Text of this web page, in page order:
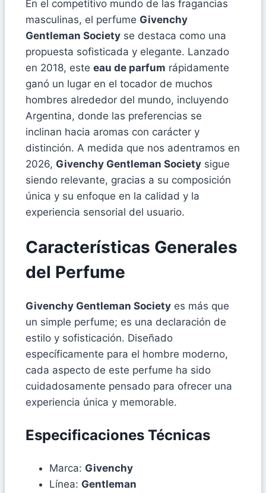
En el competitivo mundo de las fragancias
masculinas, el perfume Givenchy
Gentleman Society se destaca como una
propuesta sofisticada y elegante. Lanzado
en 2018, este eau de parfum rápidamente
ganó un lugar en el tocador de muchos
hombres alrededor del mundo, incluyendo
Argentina, donde las preferencias se
inclinan hacia aromas con carácter y
distinción. A medida que nos adentramos en
2026, Givenchy Gentleman Society sigue
siendo relevante, gracias a su composición
única y su enfoque en la calidad y la
experiencia sensorial del usuario.
Características Generales
del Perfume
Givenchy Gentleman Society es más que
un simple perfume; es una declaración de
estilo y sofisticación. Diseñado
específicamente para el hombre moderno,
cada aspecto de este perfume ha sido
cuidadosamente pensado para ofrecer una
experiencia única y memorable.
Especificaciones Técnicas
Marca: Givenchy
Línea: Gentleman